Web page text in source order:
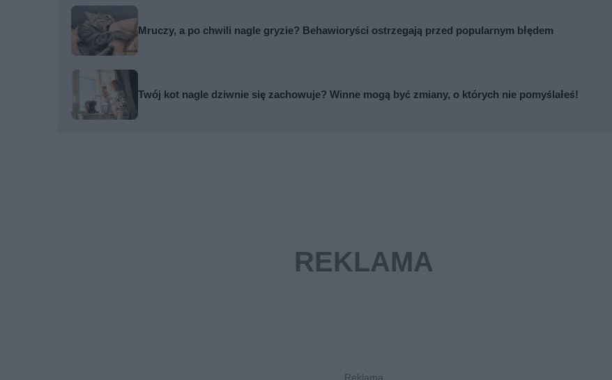
Mruczy, a po chwili nagle gryzie? Behawioryści ostrzegają przed popularnym błędem
Twój kot nagle dziwnie się zachowuje? Winne mogą być zmiany, o których nie pomyślałeś!